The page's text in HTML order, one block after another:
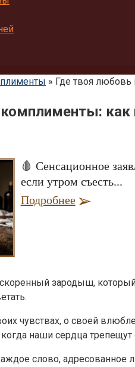
» Где твоя любовь
как
🩸 Сенсационное
если утром съесть...
Подробнее
зародыш, который
чувствах, о своей
наши сердца трепещут
слово,